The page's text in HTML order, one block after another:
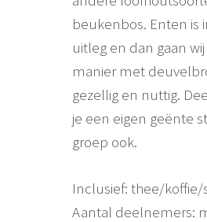
beukenbos. Enten
uitleg en dan gaan
manier met
gezellig en nuttig.
je een eigen geënte
groep ook.
Inclusief: thee/koffie/
Aantal deelnemers: